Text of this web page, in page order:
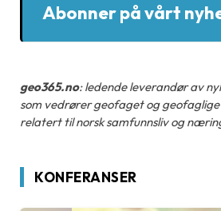
Abonner på vårt
geo365.no: ledende leverandør av
som vedrører geofaget og
relatert til norsk samfunnsliv og
KONFERANSER